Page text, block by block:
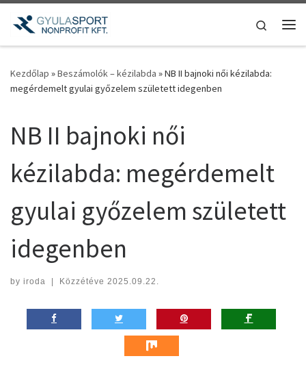
Teljes tartalom megjelenítése
Search
Kezdőlap »Beszámolók – kézilabda »NB II bajnoki női kézilabda:
megérdemelt gyulai győzelem született idegenben
NB II bajnoki női
kézilabda: megérdemelt
gyulai győzelem született
idegenben
by iroda | Közzétéve 2025.09.22.